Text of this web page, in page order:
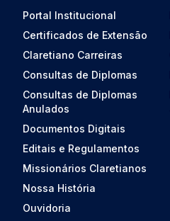
Portal Institucional
Certificados de Extensão
Claretiano Carreiras
Consultas de Diplomas
Consultas de Diplomas
Anulados
Documentos Digitais
Editais e Regulamentos
Missionários Claretianos
Nossa História
Ouvidoria